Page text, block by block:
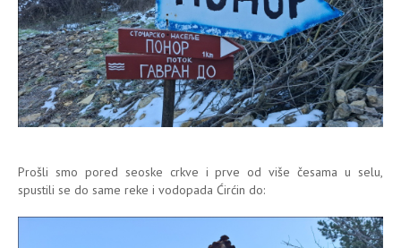
Prošli smo pored seoske crkve i prve od više česama u selu,
spustili se do same reke i vodopada Ćirćin do: